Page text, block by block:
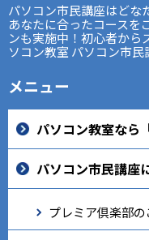
パソコン市民講座はどな
あなたに合ったコースを
ンも実施中！初心者から
ソコン教室 パソコン市民
メニュー
パソコン教室なら
パソコン市民講座
プレミア倶楽部の